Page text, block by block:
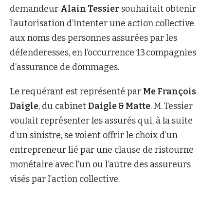
demandeur Alain Tessier souhaitait obtenir
l’autorisation d’intenter une action collective
aux noms des personnes assurées par les
défenderesses, en l’occurrence 13 compagnies
d’assurance de dommages.
Le requérant est représenté par Me François
Daigle, du cabinetDaigle & Matte. M. Tessier
voulait représenter les assurés qui, à la suite
d’un sinistre, se voient offrir le choix d’un
entrepreneur lié par une clause de ristourne
monétaire avec l’un ou l’autre des assureurs
visés par l’action collective.